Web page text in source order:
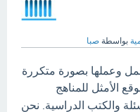
بواسطة صبا
وعملها بصورة متكررة
الأمثل للمناهج
والكتب الدراسية. نحن